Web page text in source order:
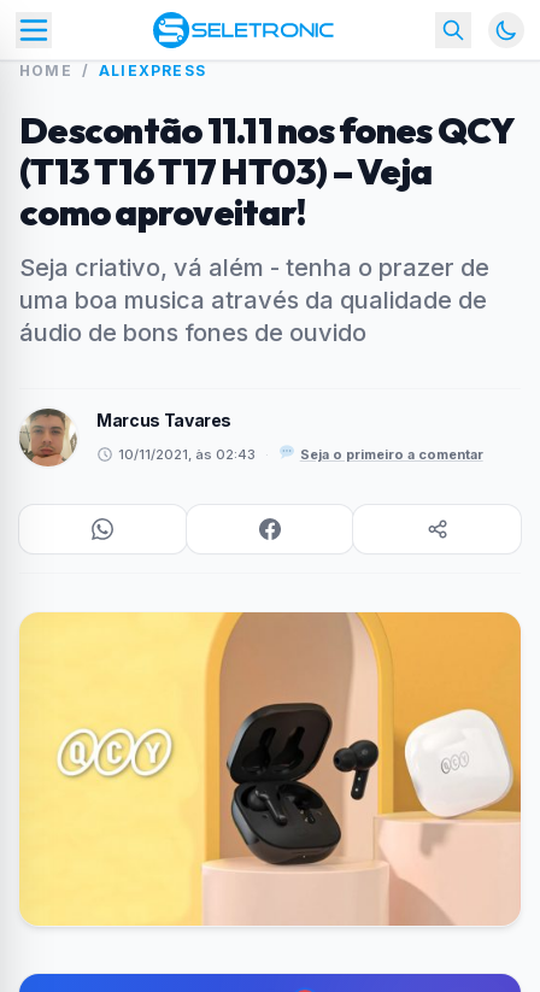
HOME / ALIEXPRESS
Descontão 11.11 nos fones QCY
(T13 T16 T17 HT03) – Veja
como aproveitar!
Seja criativo, vá além - tenha o prazer de
uma boa musica através da qualidade de
áudio de bons fones de ouvido
Marcus Tavares
10/11/2021, às 02:43 · Seja o primeiro a comentar